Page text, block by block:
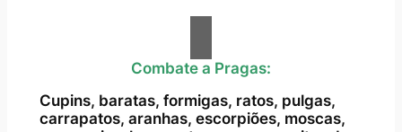
Combate a Pragas:
Cupins, baratas, formigas, ratos, pulgas,
carrapatos, aranhas, escorpiões, moscas,